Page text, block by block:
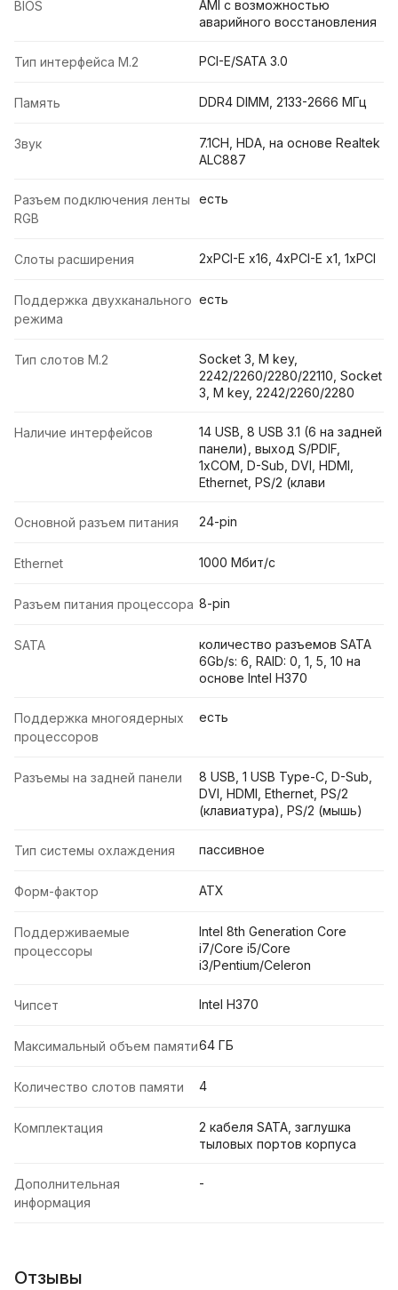
BIOS
AMI c возможностью
аварийного восстановления
Тип интерфейса M.2 PCI-E/SATA 3.0
Память DDR4 DIMM, 2133-2666 МГц
Звук
7.1CH, HDA, на основе Realtek
ALC887
Разъем подключения ленты
RGB
есть
Слоты расширения 2xPCI-E x16, 4xPCI-E x1, 1xPCI
Поддержка двухканального
режима
есть
Тип слотов M.2
Socket 3, M key,
2242/2260/2280/22110, Socket
3, M key, 2242/2260/2280
Наличие интерфейсов
14 USB, 8 USB 3.1 (6 на задней
панели), выход S/PDIF,
1xCOM, D-Sub, DVI, HDMI,
Ethernet, PS/2 (клави
Основной разъем питания 24-pin
Ethernet 1000 Мбит/с
Разъем питания процессора 8-pin
SATA
количество разъемов SATA
6Gb/s: 6, RAID: 0, 1, 5, 10 на
основе Intel H370
Поддержка многоядерных
процессоров
есть
Разъемы на задней панели
8 USB, 1 USB Type-C, D-Sub,
DVI, HDMI, Ethernet, PS/2
(клавиатура), PS/2 (мышь)
Тип системы охлаждения пассивное
Форм-фактор ATX
Поддерживаемые
процессоры
Intel 8th Generation Core
i7/Core i5/Core
i3/Pentium/Celeron
Чипсет Intel H370
Максимальный объем памяти64 ГБ
Количество слотов памяти 4
Комплектация
2 кабеля SATA, заглушка
тыловых портов корпуса
Дополнительная
информация
-
Отзывы